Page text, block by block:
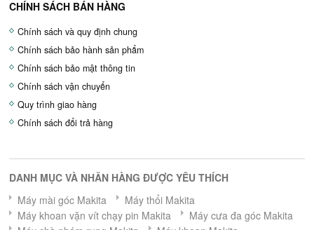
CHÍNH SÁCH BÁN HÀNG
Chính sách và quy định chung
Chính sách bảo hành sản phẩm
Chính sách bảo mật thông tin
Chính sách vận chuyển
Quy trình giao hàng
Chính sách đổi trả hàng
DANH MỤC VÀ NHÃN HÀNG ĐƯỢC YÊU THÍCH
Máy mài góc Makita
Máy thổi Makita
Máy khoan vặn vít chạy pin Makita
Máy cưa đa góc Makita